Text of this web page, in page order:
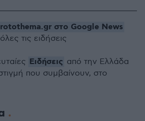
στο Google News
τις ειδήσεις
Ειδήσεις από την Ελλάδα
που συμβαίνουν, στο